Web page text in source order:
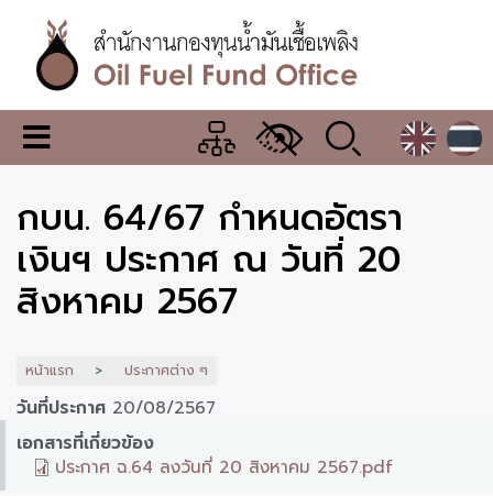
เนื้อหา
หลักสำนักงาน
กองทุน
น้ำมัน
เชื้อ
เพลิง
เมนู
เปลี่ยน
แสดง
ผล
กบน. 64/67 กำหนดอัตรา
เงินฯ ประกาศ ณ วันที่ 20
สิงหาคม 2567
หน้าแรก ประกาศต่าง ๆ
วันที่ประกาศ 20/08/2567
เอกสารที่เกี่ยวข้อง
ประกาศ ฉ.64 ลงวันที่ 20 สิงหาคม 2567.pdf